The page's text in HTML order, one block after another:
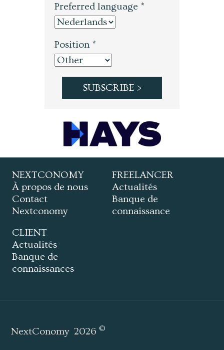
Preferred language *
Position *
NEXTCONOMY
À propos de nous
Contact
Nextconomy
FREELANCER
Actualités
Banque de
connaissance
CLIENT
Actualités
Banque de
connaissances
NextConomy 2026©